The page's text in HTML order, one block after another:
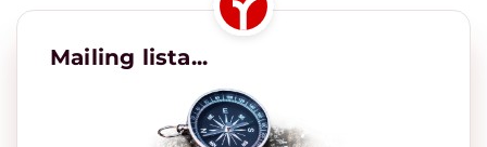
Mailing lista...